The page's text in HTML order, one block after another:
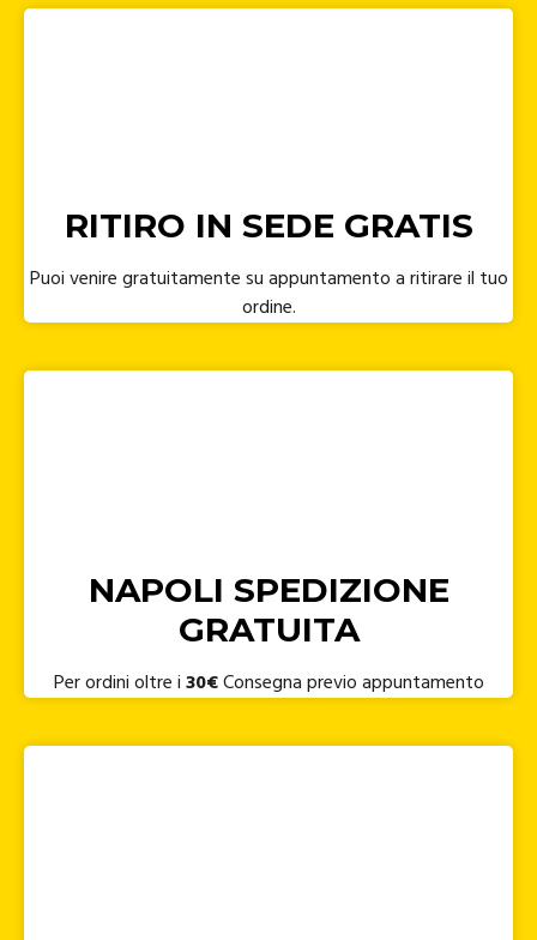
RITIRO IN SEDE GRATIS
Puoi venire gratuitamente su appuntamento a ritirare il tuo
ordine.
NAPOLI SPEDIZIONE
GRATUITA
Per ordini oltre i30€Consegna previo appuntamento